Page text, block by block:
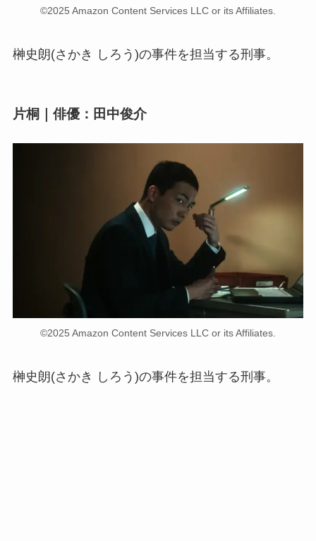
©2025 Amazon Content Services LLC or its Affiliates.
榊史朗(さかき しろう)の事件を担当する刑事。
片桐｜俳優：田中俊介
©2025 Amazon Content Services LLC or its Affiliates.
榊史朗(さかき しろう)の事件を担当する刑事。